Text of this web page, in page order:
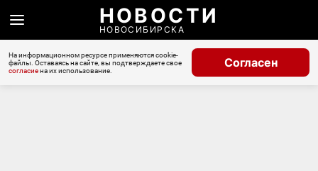
НОВОСТИ
НОВОСИБИРСКА
На информационном ресурсе применяются cookie-
файлы. Оставаясь на сайте, вы подтверждаете свое
согласиена их использование.
Согласен